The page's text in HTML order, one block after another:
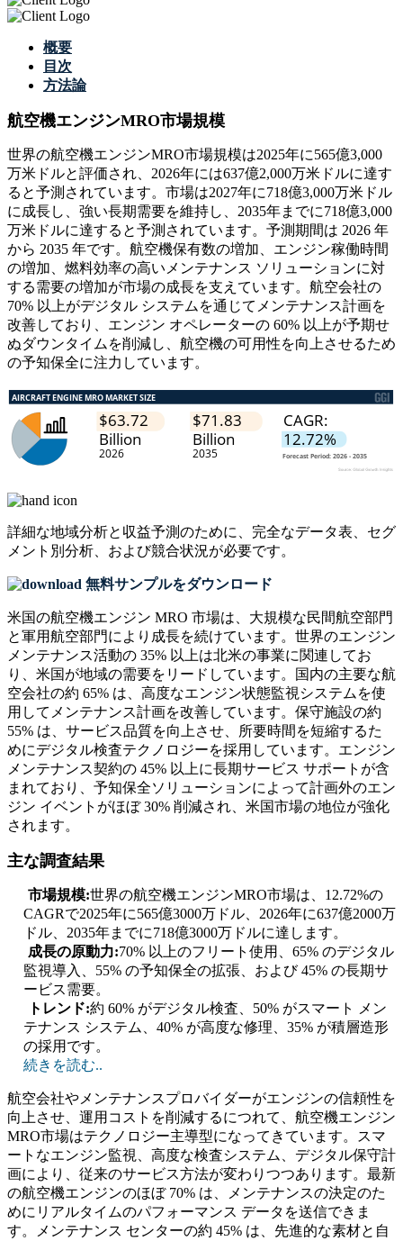
概要
目次
方法論
航空機エンジンMRO市場規模
世界の航空機エンジンMRO市場規模は2025年に565億3,000
万米ドルと評価され、2026年には637億2,000万米ドルに達す
ると予測されています。市場は2027年に718億3,000万米ドル
に成長し、強い長期需要を維持し、2035年までに718億3,000
万米ドルに達すると予測されています。予測期間は 2026 年
から 2035 年です。航空機保有数の増加、エンジン稼働時間
の増加、燃料効率の高いメンテナンス ソリューションに対
する需要の増加が市場の成長を支えています。航空会社の
70% 以上がデジタル システムを通じてメンテナンス計画を
改善しており、エンジン オペレーターの 60% 以上が予期せ
ぬダウンタイムを削減し、航空機の可用性を向上させるため
の予知保全に注力しています。
詳細な地域分析と収益予測のために、 完全なデータ表、セグ
メント別分析、および競合状況が必要です。
無料サンプルをダウンロード
米国の航空機エンジン MRO 市場は、大規模な民間航空部門
と軍用航空部門により成長を続けています。世界のエンジン
メンテナンス活動の 35% 以上は北米の事業に関連してお
り、米国が地域の需要をリードしています。国内の主要な航
空会社の約 65% は、高度なエンジン状態監視システムを使
用してメンテナンス計画を改善しています。保守施設の約
55% は、サービス品質を向上させ、所要時間を短縮するた
めにデジタル検査テクノロジーを採用しています。エンジン
メンテナンス契約の 45% 以上に長期サービス サポートが含
まれており、予知保全ソリューションによって計画外のエン
ジン イベントがほぼ 30% 削減され、米国市場の地位が強化
されます。
主な調査結果
市場規模:世界の航空機エンジンMRO市場は、12.72%の
CAGRで2025年に565億3000万ドル、2026年に637億2000万
ドル、2035年までに718億3000万ドルに達します。
成長の原動力:70% 以上のフリート使用、65% のデジタル
監視導入、55% の予知保全の拡張、および 45% の長期サ
ービス需要。
トレンド:約 60% がデジタル検査、50% がスマート メン
テナンス システム、40% が高度な修理、35% が積層造形
の採用です。
続きを読む..
航空会社やメンテナンスプロバイダーがエンジンの信頼性を
向上させ、運用コストを削減するにつれて、航空機エンジン
MRO市場はテクノロジー主導型になってきています。スマ
ートなエンジン監視、高度な検査システム、デジタル保守計
画により、従来のサービス方法が変わりつつあります。最新
の航空機エンジンのほぼ 70% は、メンテナンスの決定のた
めにリアルタイムのパフォーマンス データを送信できま
す。メンテナンス センターの約 45% は、先進的な素材と自